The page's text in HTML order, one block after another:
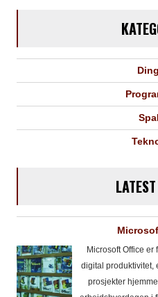
Microsoft Office
digital produktivitet,
prosjekter